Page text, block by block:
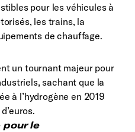
pour les véhicules à
les trains, la
de chauffage.
un tournant majeur pour
sachant que la
à l’hydrogène en 2019
le